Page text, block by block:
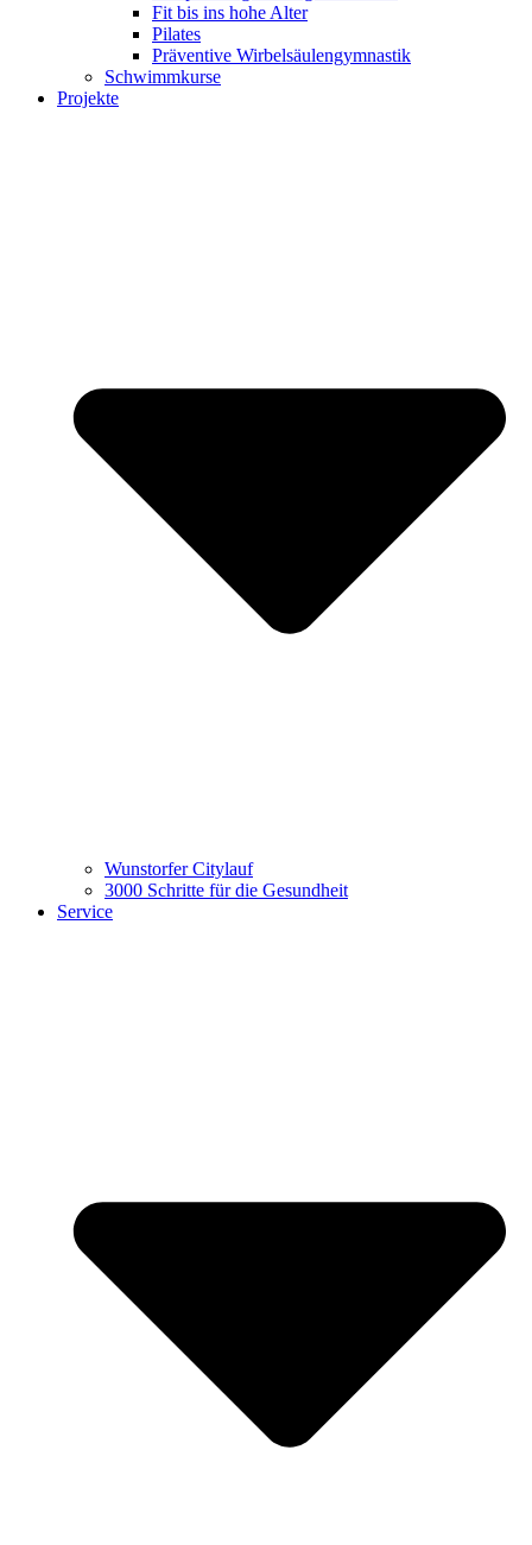
Fit bis ins hohe Alter
Pilates
Präventive Wirbelsäulengymnastik
Schwimmkurse
Projekte
Wunstorfer Citylauf
3000 Schritte für die Gesundheit
Service